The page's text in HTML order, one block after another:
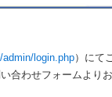
login.php）にて
合わせフォームより